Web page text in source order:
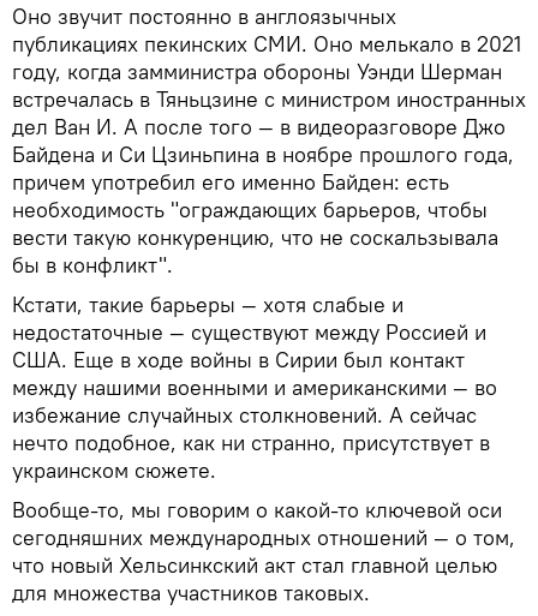
Оно звучит постоянно в англоязычных
публикациях пекинских СМИ. Оно мелькало в 2021
году, когда замминистра обороны Уэнди Шерман
встречалась в Тяньцзине с министром иностранных
дел Ван И. А после того — в видеоразговоре Джо
Байдена и Си Цзиньпина в ноябре прошлого года,
причем употребил его именно Байден: есть
необходимость "ограждающих барьеров, чтобы
вести такую конкуренцию, что не соскальзывала
бы в конфликт".
Кстати, такие барьеры — хотя слабые и
недостаточные — существуют между Россией и
США. Еще в ходе войны в Сирии был контакт
между нашими военными и американскими — во
избежание случайных столкновений. А сейчас
нечто подобное, как ни странно, присутствует в
украинском сюжете.
Вообще-то, мы говорим о какой-то ключевой оси
сегодняшних международных отношений — о том,
что новый Хельсинкский акт стал главной целью
для множества участников таковых.